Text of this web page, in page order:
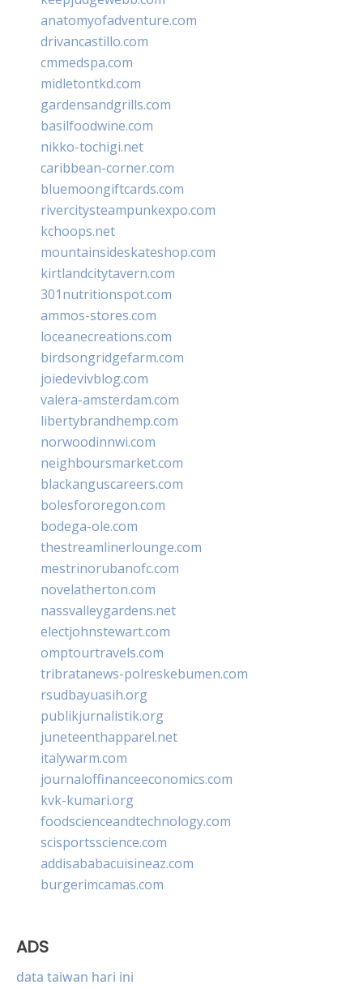
anatomyofadventure.com
drivancastillo.com
cmmedspa.com
midletontkd.com
gardensandgrills.com
basilfoodwine.com
nikko-tochigi.net
caribbean-corner.com
bluemoongiftcards.com
rivercitysteampunkexpo.com
kchoops.net
mountainsideskateshop.com
kirtlandcitytavern.com
301nutritionspot.com
ammos-stores.com
loceanecreations.com
birdsongridgefarm.com
joiedevivblog.com
valera-amsterdam.com
libertybrandhemp.com
norwoodinnwi.com
neighboursmarket.com
blackanguscareers.com
bolesfororegon.com
bodega-ole.com
thestreamlinerlounge.com
mestrinorubanofc.com
novelatherton.com
nassvalleygardens.net
electjohnstewart.com
omptourtravels.com
tribratanews-polreskebumen.com
rsudbayuasih.org
publikjurnalistik.org
juneteenthapparel.net
italywarm.com
journaloffinanceeconomics.com
kvk-kumari.org
foodscienceandtechnology.com
scisportsscience.com
addisababacuisineaz.com
burgerimcamas.com
ADS
data taiwan hari ini